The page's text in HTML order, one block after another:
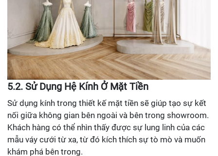
5.2. Sử Dụng Hệ Kính Ở Mặt Tiền
Sử dụng kính trong thiết kế mặt tiền sẽ giúp tạo sự kết
nối giữa không gian bên ngoài và bên trong showroom.
Khách hàng có thể nhìn thấy được sự lung linh của các
mẫu váy cưới từ xa, từ đó kích thích sự tò mò và muốn
khám phá bên trong.